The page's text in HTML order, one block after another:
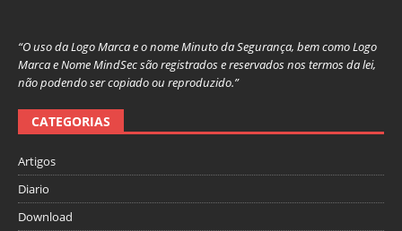
“O uso da Logo Marca e o nome Minuto da Segurança, bem como Logo
Marca e Nome MindSec são registrados e reservados nos termos da lei,
não podendo ser copiado ou reproduzido.”
CATEGORIAS
Artigos
Diario
Download